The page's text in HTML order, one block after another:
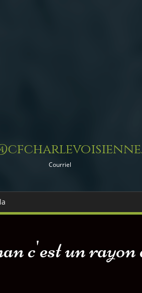
Courriel
c'est un rayon